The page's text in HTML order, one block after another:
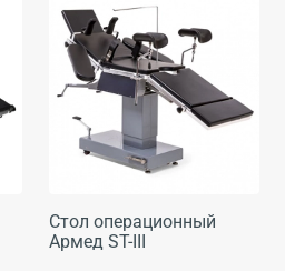
Стол операционный
Армед ST-III